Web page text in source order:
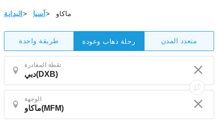
البداية > آسيا > ماكاو
طريقة واحدة رحلة ذهاب وعودة متعدد المدن
نقطة المغادرة
الوجهة